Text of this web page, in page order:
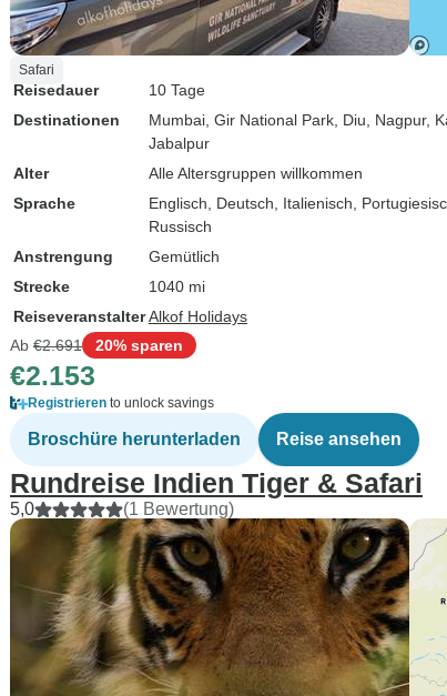
manchmal
Unsere
Natur- und
zahlten sich
und
sahen
Wasserstellen
Überqueren
nur einer
unser
der Nähe
Languren an,
ausstießen,
Minuten
Safari
Reisedauer
10 Tage
Destinationen
Mumbai , Gir National Park , Diu , Nagpur,
Jabalpur
Alter
Alle Altersgruppen willkommen
Sprache
Englisch, Deutsch, Italienisch,
Russisch
Anstrengung
Gemütlich
Strecke
1040 mi
ReiseveranstalterAlkof Holidays
Ab €2.691 20% sparen
€2.153
Registrieren to unlock savings
Broschüre herunterladen Reise ansehen
Rundreise Indien Tiger & Safari
5,0 (1 Bewertung)